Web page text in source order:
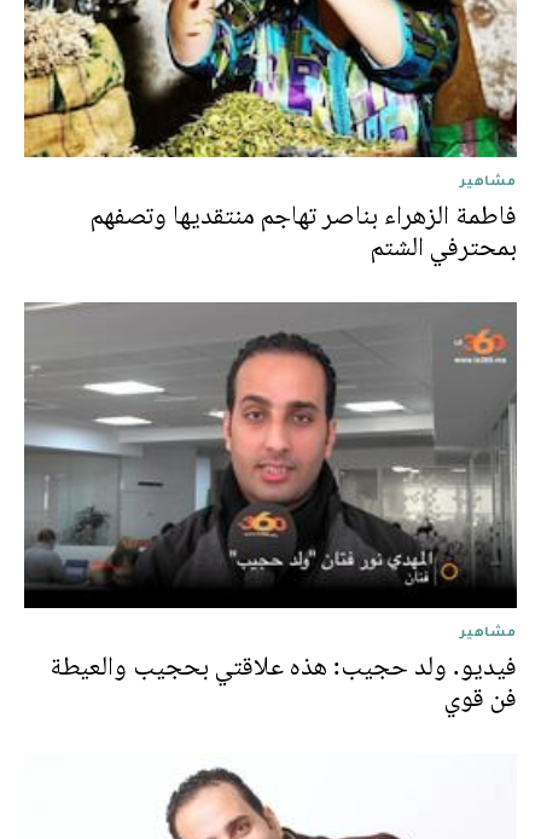
مشاهير
فاطمة الزهراء بناصر تهاجم منتقديها وتصفهم
بمحترفي الشتم
مشاهير
فيديو. ولد حجيب: هذه علاقتي بحجيب والعيطة
فن قوي